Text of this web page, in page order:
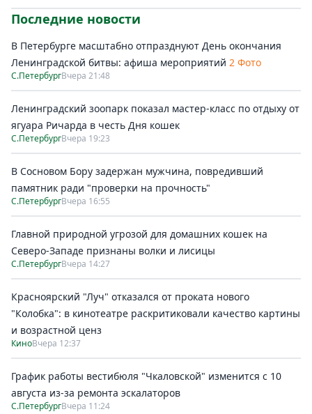
Последние новости
В Петербурге масштабно отпразднуют День окончания
Ленинградской битвы: афиша мероприятий 2 Фото
С.ПетербургВчера 21:48
Ленинградский зоопарк показал мастер-класс по отдыху от
ягуара Ричарда в честь Дня кошек
С.ПетербургВчера 19:23
В Сосновом Бору задержан мужчина, повредивший
памятник ради "проверки на прочность"
С.ПетербургВчера 16:55
Главной природной угрозой для домашних кошек на
Северо-Западе признаны волки и лисицы
С.ПетербургВчера 14:27
Красноярский "Луч" отказался от проката нового
"Колобка": в кинотеатре раскритиковали качество картины
и возрастной ценз
КиноВчера 12:37
График работы вестибюля "Чкаловской" изменится с 10
августа из-за ремонта эскалаторов
С.ПетербургВчера 11:24